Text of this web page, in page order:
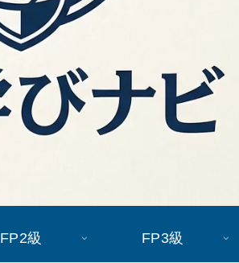
FP2級 FP3級